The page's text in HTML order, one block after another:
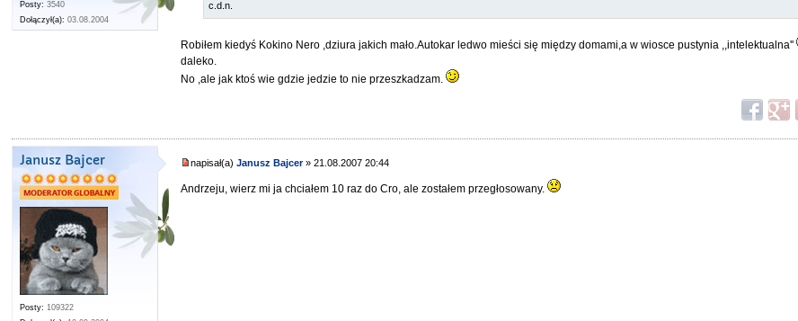
Posty: 3540
Dołączył(a): 03.08.2004
c.d.n.
Robiłem kiedyś Kokino Nero ,dziura jakich mało.Autokar ledwo mieści się między domami,a w wiosce pustynia ,,intelektualna''
daleko.
No ,ale jak ktoś wie gdzie jedzie to nie przeszkadzam.
Janusz Bajcer
Posty: 109322
napisał(a)Janusz Bajcer» 21.08.2007 20:44
Andrzeju, wierz mi ja chciałem 10 raz do Cro, ale zostałem przegłosowany.